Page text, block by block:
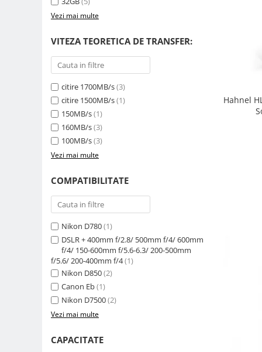
Genti, Troller Video
Rucsacuri Foto
Only One Shoulder - SlingShot
Tocuri si huse protectie aparate
Hamuri si Centuri foto
Curele Aparat - Umar
Genti Laptop si iPad
Accesorii genti si trollere
Solid-State Drive (SSD)
Video / Camere si accesorii
Camere video profesionale
Camere Video Cinematice
Camere video de actiune
Accesorii camere video de actiune
Acumulatori camere video
Vezi mai multe
VITEZA TEORETICA DE TRANSFER:
citire 1700MB/s(3)
citire 1500MB/s(1)
150MB/s(1)
160MB/s(3)
100MB/s(3)
Vezi mai multe
COMPATIBILITATE
Nikon D780(1)
DSLR + 400mm f/2.8/ 500mm f/4/ 600mm
f/4/ 150-600mm f/5.6-6.3/ 200-500mm
f/5.6/ 200-400mm f/4(1)
Nikon D850(2)
Canon Eb(1)
Nikon D7500(2)
Vezi mai multe
CAPACITATE
Hahnel